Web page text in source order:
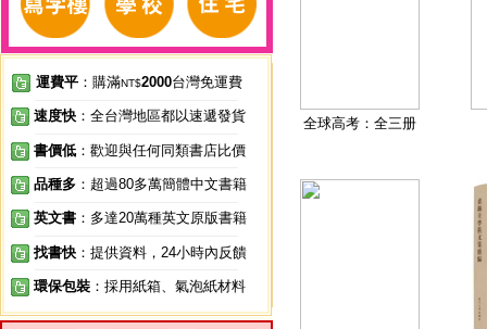
運費平 ：購滿NT$2000台灣免運費
速度快 ：全台灣地區都以速遞發貨
書價低 ：歡迎與任何同類書店比價
品種多 ：超過80多萬簡體中文書籍
英文書 ：多達20萬種英文原版書籍
找書快 ：提供資料，24小時內反饋
環保包裝 ：採用紙箱、氣泡紙材料
全球高考：全三册